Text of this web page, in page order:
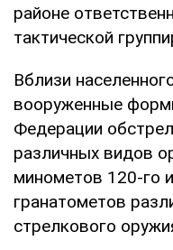
районе
тактической
Вблизи
вооруженные
Федерации
различных видов
минометов 120-го
гранатометов
стрелкового